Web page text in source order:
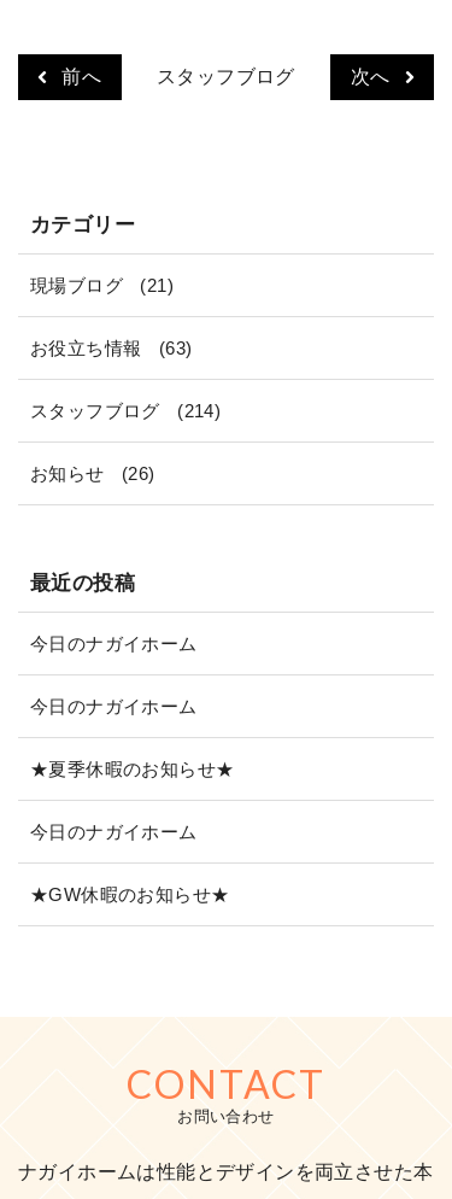
リ
ー
前へ スタッフブログ 次へ
カテゴリー
現場ブログ (21)
お役立ち情報 (63)
スタッフブログ (214)
お知らせ (26)
最近の投稿
今日のナガイホーム
今日のナガイホーム
★夏季休暇のお知らせ★
今日のナガイホーム
★GW休暇のお知らせ★
CONTACT
お問い合わせ
ナガイホームは性能とデザインを両立させた本